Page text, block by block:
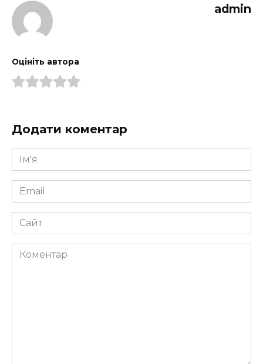
admin
Оцініть автора
Додати коментар
Ім'я
*
Email
*
Сайт
Коментар